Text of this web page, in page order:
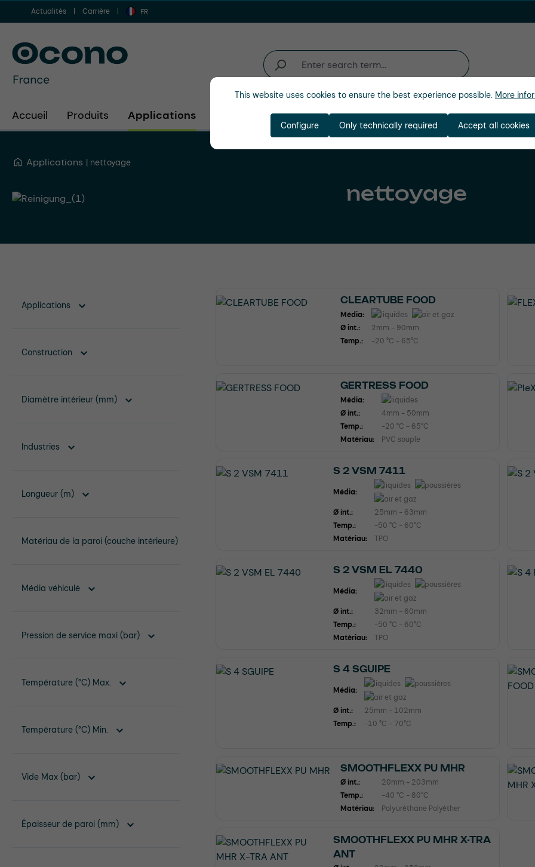
au contenu principal
Aller à la recherche
Aller à la navigation principale
Actualités Carrière FR
Accueil Produits Applications Secteurs d'activité Entreprise
Applications nettoyage
nettoyage
Applications
Construction
Diamètre intérieur (mm)
Industries
Longueur (m)
Matériau de la paroi (couche intérieure)
Média véhiculé
Pression de service maxi (bar)
Température (°C) Max.
Température (°C) Min.
Vide Max (bar)
Épaisseur de paroi (mm)
CLEARTUBE FOOD
Média:
Ø int.:
2mm - 90mm
Temp.:
-20 °C - 65°C
GERTRESS FOOD
Média:
Ø int.:
4mm - 50mm
Temp.:
-20 °C - 65°C
Matériau:
PVC souple
S 2 VSM 7411
Média:
Ø int.:
25mm - 63mm
Temp.:
-50 °C - 60°C
Matériau:
TPO
S 2 VSM EL 7440
Média:
Ø int.:
32mm - 60mm
Temp.:
-50 °C - 60°C
Matériau:
TPO
S 4 SGUIPE
Média:
Ø int.:
25mm - 102mm
Temp.:
-10 °C - 70°C
SMOOTHFLEXX PU MHR
Ø int.:
20mm - 203mm
Temp.:
-40 °C - 80°C
Matériau:
Polyuréthane Polyéther
SMOOTHFLEXX PU MHR X-TRA
ANT
This website uses cookies to ensure the best experience possible. More
Only technically required
Configure Accept all cookies